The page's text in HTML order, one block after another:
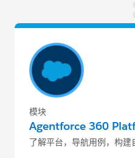
模块
Agentforce 360
了解平台，导航用例，构建